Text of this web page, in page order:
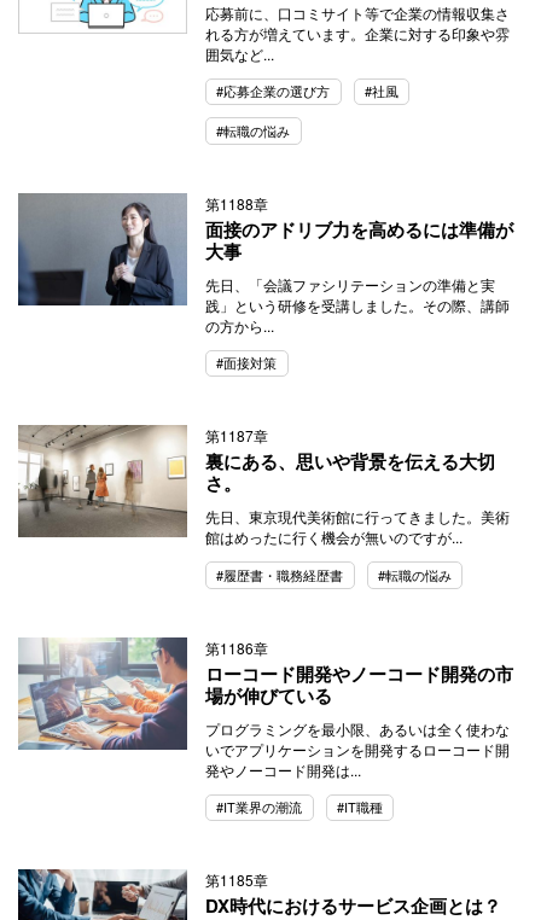
応募前に、口コミサイト等で企業の情報収集さ
れる方が増えています。企業に対する印象や雰
囲気など...
#応募企業の選び方 #社風
#転職の悩み
第1188章
面接のアドリブ力を高めるには準備が
大事
先日、「会議ファシリテーションの準備と実
践」という研修を受講しました。その際、講師
の方から...
#面接対策
第1187章
裏にある、思いや背景を伝える大切
さ。
先日、東京現代美術館に行ってきました。美術
館はめったに行く機会が無いのですが...
#履歴書・職務経歴書 #転職の悩み
第1186章
ローコード開発やノーコード開発の市
場が伸びている
プログラミングを最小限、あるいは全く使わな
いでアプリケーションを開発するローコード開
発やノーコード開発は...
#IT業界の潮流 #IT職種
第1185章
DX時代におけるサービス企画とは？